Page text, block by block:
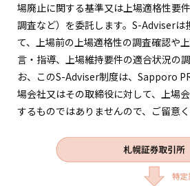
場廃止に関する基準又は上場適格性要
調査など）を委託します。S-Adviserは
て、上場前の上場適格性の調査確認や
言・指導、上場維持要件の適合状況の
お、このS-Adviser制度は、Sapporo
場会社又はその取締役に対して、上場
するものではありませんので、ご留意く